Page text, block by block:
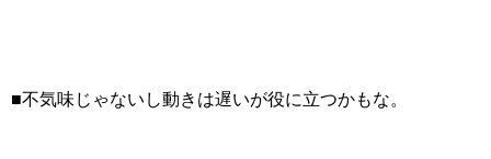
■不気味じゃないし動きは遅いが役に立つかもな。